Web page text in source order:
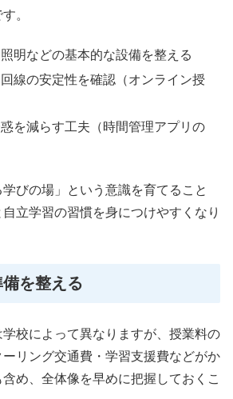
。
明などの基本的な設備を整える
線の安定性を確認（オンライン授
を減らす工夫（時間管理アプリの
学びの場」という意識を育てること
立学習の習慣を身につけやすくなり
を整える
校によって異なりますが、授業料の
リング交通費・学習支援費などがか
め、全体像を早めに把握しておくこ